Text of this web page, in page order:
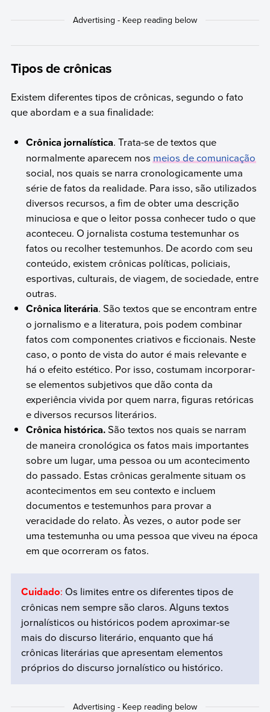
Tipos de crônicas
Existem diferentes tipos de crônicas, segundo o fato
que abordam e a sua finalidade:
Crônica jornalística. Trata-se de textos que
normalmente aparecem nosmeios de comunicação
social, nos quais se narra cronologicamente uma
série de fatos da realidade. Para isso, são utilizados
diversos recursos, a fim de obter uma descrição
minuciosa e que o leitor possa conhecer tudo o que
aconteceu. O jornalista costuma testemunhar os
fatos ou recolher testemunhos. De acordo com seu
conteúdo, existem crônicas políticas, policiais,
esportivas, culturais, de viagem, de sociedade, entre
outras.
Crônica literária. São textos que se encontram entre
o jornalismo e a literatura, pois podem combinar
fatos com componentes criativos e ficcionais. Neste
caso, o ponto de vista do autor é mais relevante e
há o efeito estético. Por isso, costumam incorporar-
se elementos subjetivos que dão conta da
experiência vivida por quem narra, figuras retóricas
e diversos recursos literários.
Crônica histórica.São textos nos quais se narram
de maneira cronológica os fatos mais importantes
sobre um lugar, uma pessoa ou um acontecimento
do passado. Estas crônicas geralmente situam os
acontecimentos em seu contexto e incluem
documentos e testemunhos para provar a
veracidade do relato. Às vezes, o autor pode ser
uma testemunha ou uma pessoa que viveu na época
em que ocorreram os fatos.
Cuidado: Os limites entre os diferentes tipos de
crônicas nem sempre são claros. Alguns textos
jornalísticos ou históricos podem aproximar-se
mais do discurso literário, enquanto que há
crônicas literárias que apresentam elementos
próprios do discurso jornalístico ou histórico.